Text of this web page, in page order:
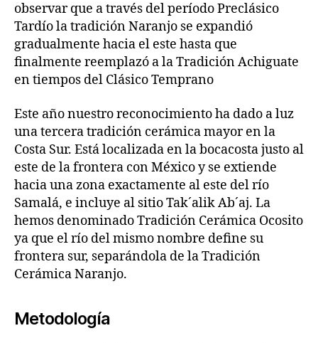
observar que a través del período Preclásico
Tardío la tradición Naranjo se expandió
gradualmente hacia el este hasta que
finalmente reemplazó a la Tradición Achiguate
en tiempos del Clásico Temprano
Este año nuestro reconocimiento ha dado a luz
una tercera tradición cerámica mayor en la
Costa Sur. Está localizada en la bocacosta justo al
este de la frontera con México y se extiende
hacia una zona exactamente al este del río
Samalá, e incluye al sitio Tak´alik Ab´aj. La
hemos denominado Tradición Cerámica Ocosito
ya que el río del mismo nombre define su
frontera sur, separándola de la Tradición
Cerámica Naranjo.
Metodología